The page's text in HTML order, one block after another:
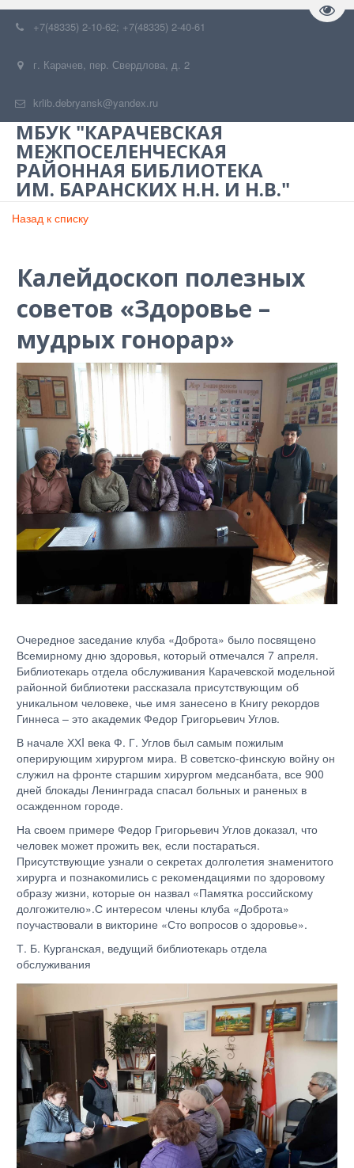
+7(48335) 2-10-62; +7(48335) 2-40-61
г. Карачев, пер. Свердлова, д. 2
krlib.debryansk@yandex.ru
МБУК "КАРАЧЕВСКАЯ
МЕЖПОСЕЛЕНЧЕСКАЯ
РАЙОННАЯ БИБЛИОТЕКА
ИМ. БАРАНСКИХ Н.Н. И Н.В."
Назад к списку
Калейдоскоп полезных
советов «Здоровье –
мудрых гонорар»
Очередное заседание клуба «Доброта» было посвящено
Всемирному дню здоровья, который отмечался 7 апреля.
Библиотекарь отдела обслуживания Карачевской модельной
районной библиотеки рассказала присутствующим об
уникальном человеке, чье имя занесено в Книгу рекордов
Гиннеса – это академик Федор Григорьевич Углов.
В начале ХХI века Ф. Г. Углов был самым пожилым
оперирующим хирургом мира. В советско-финскую войну он
служил на фронте старшим хирургом медсанбата, все 900
дней блокады Ленинграда спасал больных и раненых в
осажденном городе.
На своем примере Федор Григорьевич Углов доказал, что
человек может прожить век, если постараться.
Присутствующие узнали о секретах долголетия знаменитого
хирурга и познакомились с рекомендациями по здоровому
образу жизни, которые он назвал «Памятка российскому
долгожителю».С интересом члены клуба «Доброта»
поучаствовали в викторине «Сто вопросов о здоровье».
Т. Б. Курганская, ведущий библиотекарь отдела
обслуживания